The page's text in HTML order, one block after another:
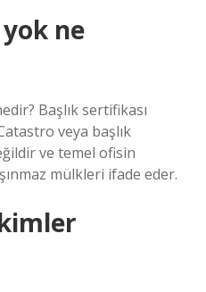
ne
Başlık sertifikası
veya başlık
ve temel ofisin
mülkleri ifade eder.